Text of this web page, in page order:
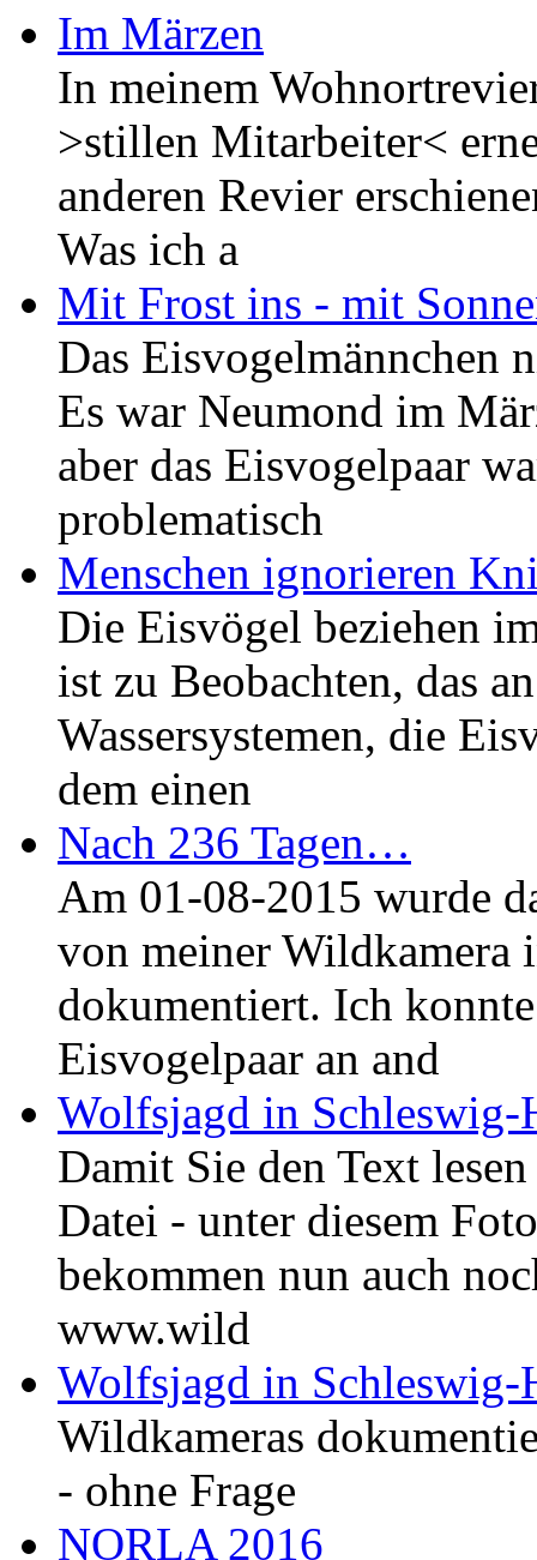
Im Märzen
In meinem
>stillen Mitarbeiter<
anderen Revier
Was ich a
Mit Frost ins - mit
Das
Es war Neumond im
aber das Eisvogelpaar
problematisch
Menschen ignorieren
Die Eisvögel beziehen
ist zu Beobachten, das
Wassersystemen, die
dem einen
Nach 236 Tagen…
Am 01-08-2015 wurde
von meiner Wildkamera
dokumentiert. Ich
Eisvogelpaar an and
Wolfsjagd in
Damit Sie den Text
Datei - unter diesem
bekommen nun auch
www.wild
Wolfsjagd in
Wildkameras
- ohne Frage
NORLA 2016